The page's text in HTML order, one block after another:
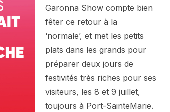
Garonna Show compte bien
fêter ce retour à la
‘normale’, et met les petits
plats dans les grands pour
préparer deux jours de
festivités très riches pour ses
visiteurs, les 8 et 9 juillet,
toujours à Port-SainteMarie.